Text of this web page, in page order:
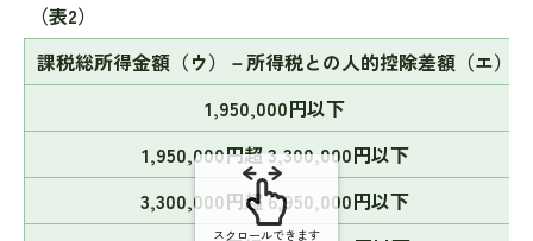
の
（表2）
課税総所得金額（ウ）－所得税との人的控除差額（エ）
1,950,000円以下
1,950,000円超 3,300,000円以下
3,300,000円超 6,950,000円以下
スクロールできます